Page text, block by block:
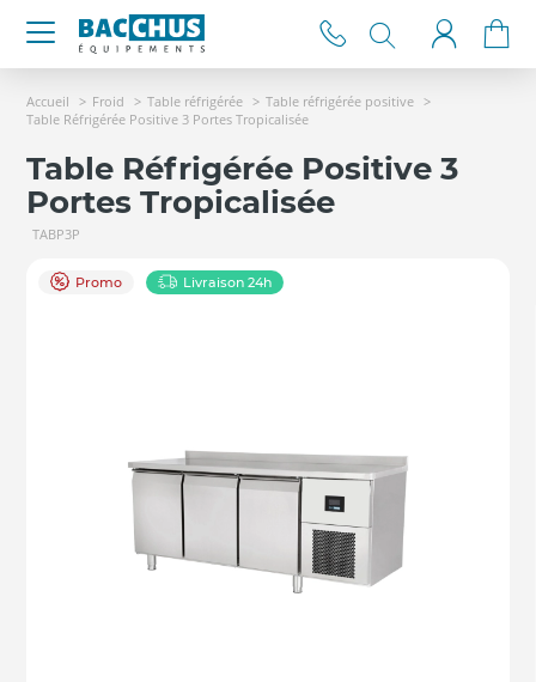
Accueil Froid Table réfrigérée
Table réfrigérée positive
Table Réfrigérée Positive 3 Portes Tropicalisée
Table Réfrigérée Positive 3
Portes Tropicalisée
TABP3P
Promo Livraison 24h